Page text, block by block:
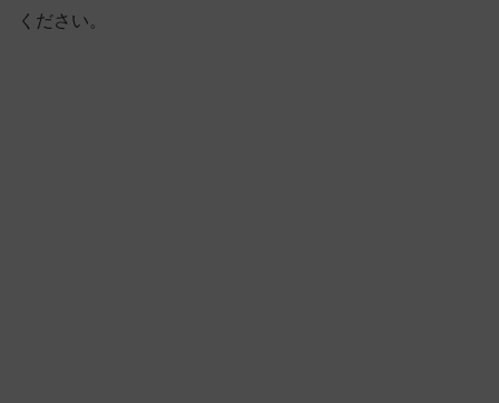
ください。